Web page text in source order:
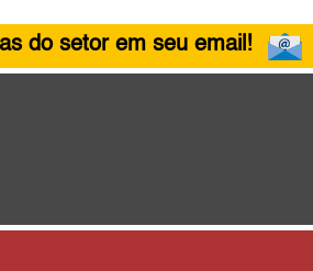
do setor em seu email!